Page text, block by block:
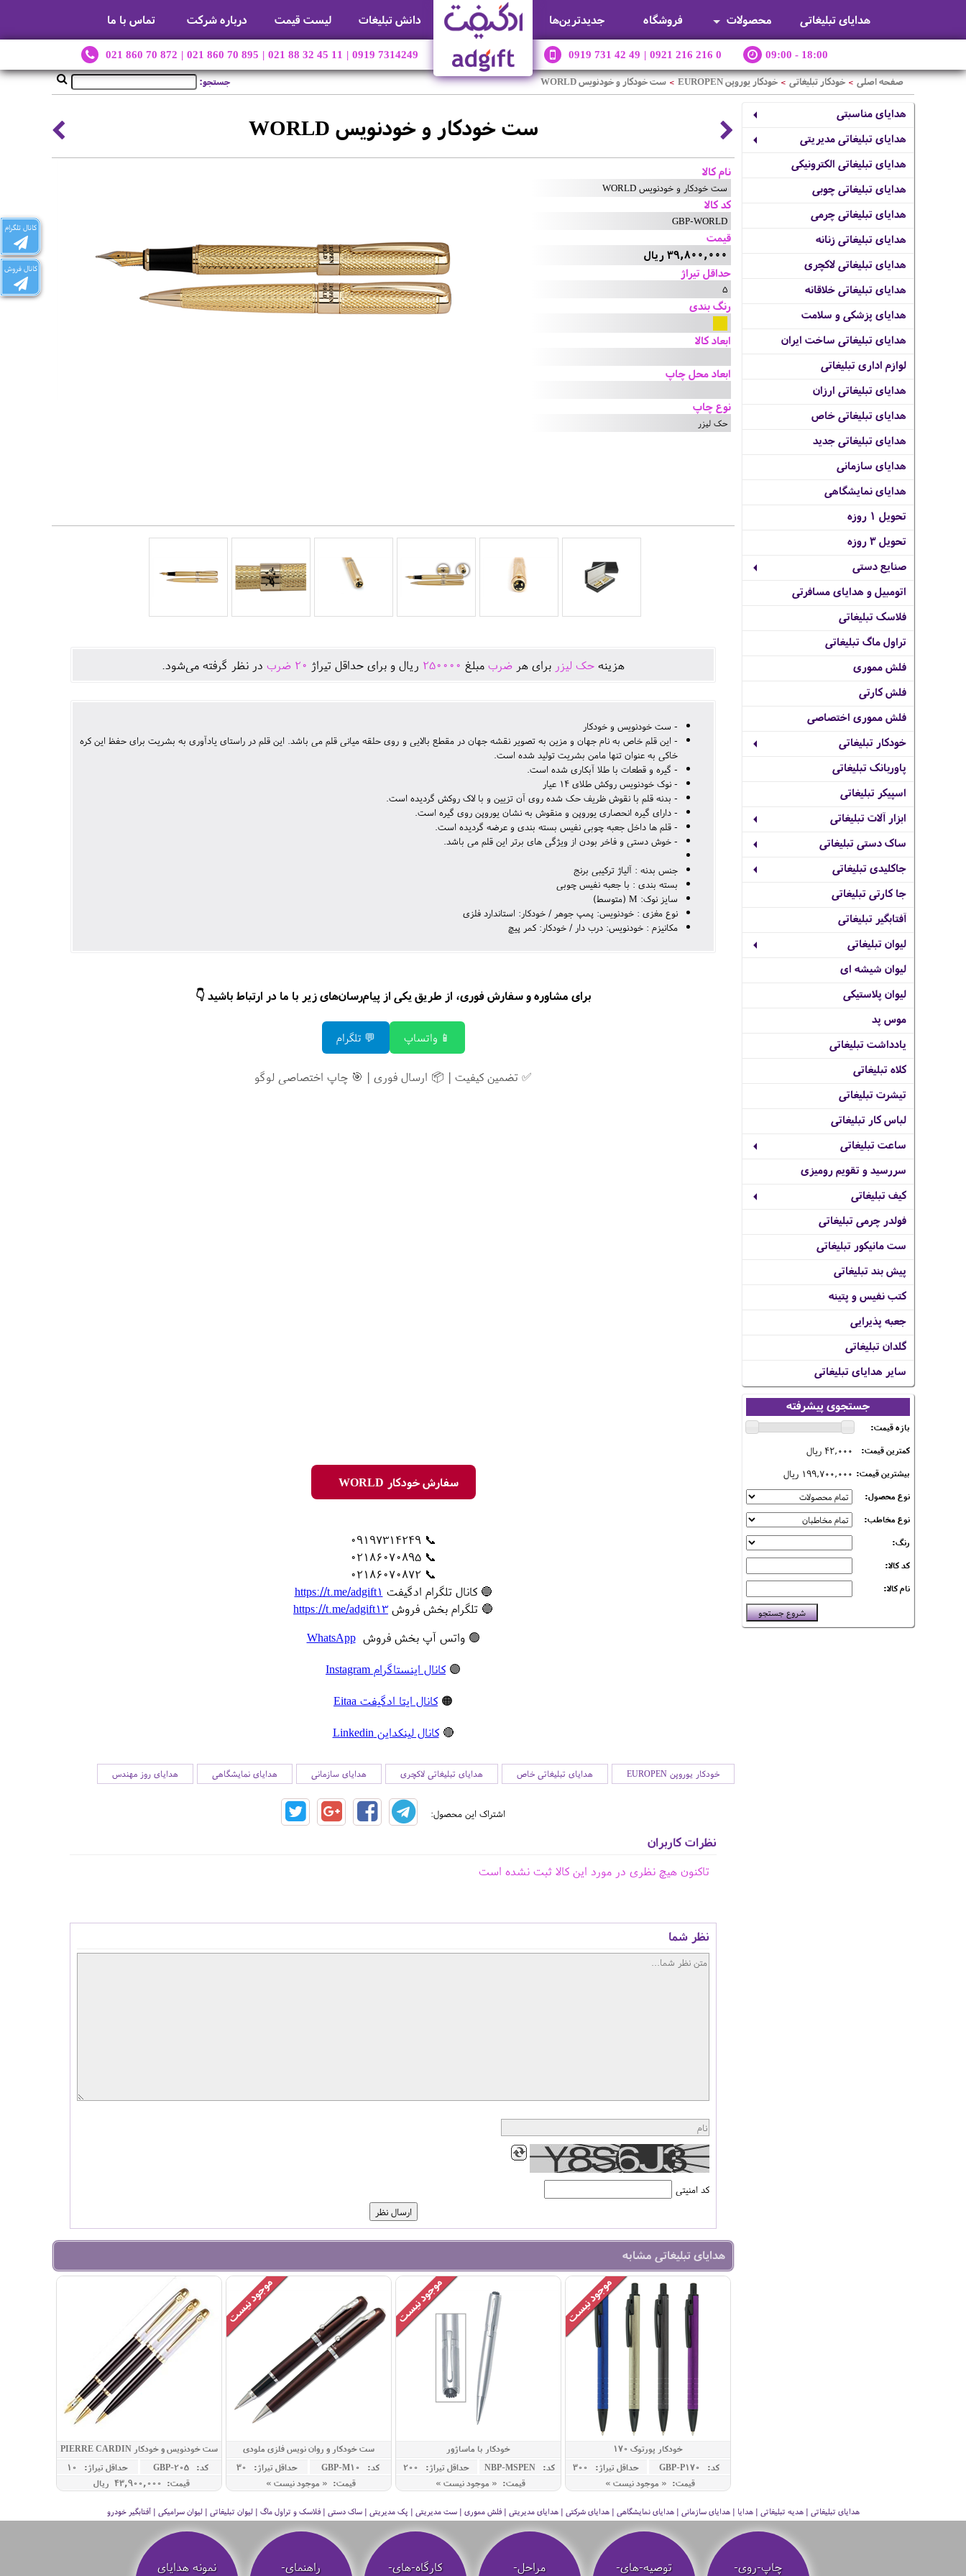
هدایای تبلیغاتی محصولات فروشگاه جديدترين‌ها دانش تبلیغات لیست قیمت درباره شرکت تماس با ما
021 860 70 872 | 021 860 70 895 | 021 88 32 45 11 | 0919 7314249 0919 731 42 49 | 0921 216 216 0 09:00 - 18:00
کانال تلگرام
کانال فروش
جستجو: صفحه اصلی > خودکار تبلیغاتی > خودکار یوروپن EUROPEN > ست خودکار و خودنویس WORLD
هدایای مناسبتی
هدایای تبلیغاتی مدیریتی
هدایای تبلیغاتی الکترونیکی
هدایای تبلیغاتی چوبی
هدایای تبلیغاتی چرمی
هدایای تبلیغاتی زنانه
هدایای تبلیغاتی لاکچری
هدایای تبلیغاتی خلاقانه
هدایای پزشکی و سلامت
هدایای تبلیغاتی ساخت ایران
لوازم اداری تبلیغاتی
هدایای تبلیغاتی ارزان
هدایای تبلیغاتی خاص
هدایای تبلیغاتی جدید
هدایای سازمانی
هدایای نمایشگاهی
تحویل 1 روزه
تحویل 3 روزه
صنایع دستی
اتومبیل و هدایای مسافرتی
فلاسک تبلیغاتی
تراول ماگ تبلیغاتی
فلش مموری
فلش کارتی
فلش مموری اختصاصی
خودکار تبلیغاتی
پاوربانک تبلیغاتی
اسپیکر تبلیغاتی
ابزار آلات تبلیغاتی
ساک دستی تبلیغاتی
جاکلیدی تبلیغاتی
جا کارتی تبلیغاتی
آفتابگیر تبلیغاتی
لیوان تبلیغاتی
لیوان شیشه ای
لیوان پلاستیکی
موس پد
یادداشت تبلیغاتی
کلاه تبلیغاتی
تیشرت تبلیغاتی
لباس کار تبلیغاتی
ساعت تبلیغاتی
سررسید و تقویم رومیزی
کیف تبلیغاتی
فولدر چرمی تبلیغاتی
ست مانیکور تبلیغاتی
پیش بند تبلیغاتی
کتب نفیس و پتینه
جعبه پذیرایی
گلدان تبلیغاتی
سایر هدایای تبلیغاتی
جستجوی پیشرفته
بازه قیمت:
کمترین قیمت:
42,000 ریال
بیشترین قیمت: 199,700,000 ریال
نوع محصول:
نوع مخاطب:
رنگ:
کد کالا:
نام کالا:
ست خودکار و خودنویس WORLD
نام کالا
ست خودکار و خودنویس WORLD
کد کالا
GBP-WORLD
قیمت
39,800,000 ریال
حداقل تیراژ
5
رنگ بندی
ابعاد کالا
ابعاد محل چاپ
نوع چاپ
حک لیزر
هزينه حک لیزر برای هر ضرب مبلغ 250000 ريال و برای حداقل تيراژ 20 ضرب در نظر گرفته می‌شود.
- ست خودنویس و خودکار
- این قلم خاص به نام جهان و مزین به تصویر نقشه جهان در مقطع بالایی و روی حلقه میانی قلم می باشد. این قلم در راستای یادآوری به بشریت برای حفظ این کره
خاکی به عنوان تنها مامن بشریت تولید شده است.
- گیره و قطعات با طلا آبکاری شده است.
- نوک خودنویس روکش طلای 14 عیار
- بدنه قلم با نقوش ظریف حک شده روی آن تزیین و با لاک روکش گردیده است.
- دارای گیره انحصاری یوروپن و منقوش به نشان یوروپن روی گیره است.
- قلم ها داخل جعبه چوبی نفیس بسته بندی و عرضه گردیده است.
- خوش دستی و فاخر بودن از ویژگی های برتر این قلم می باشد.
جنس بدنه : آلیاژ ترکیبی برنج
بسته بندی : با جعبه نفیس چوبی
سایز نوک: M (متوسط)
نوع مغزی : خودنویس: پمپ جوهر / خودکار: استاندارد فلزی
مکانیزم : خودنویس: درب دار / خودکار: کمر پیچ
برای مشاوره و سفارش فوری، از طریق یکی از پیام‌رسان‌های زیر با ما در ارتباط باشید 👇
📱 واتساپ 💬 تلگرام
✅ تضمین کیفیت | 📦 ارسال فوری | 🎯 چاپ اختصاصی لوگو
سفارش خودکار WORLD
📞 09197314249
📞 02186070895
📞 02186070872
🔵 کانال تلگرام ادگیفت https://t.me/adgift1
🔵 تلگرام بخش فروش https://t.me/adgift13
🟢 واتس آپ بخش فروشWhatsApp
🟣 کانال اینستاگرام Instagram
🟠 کانال ایتا ادگیفت Eitaa
🔴 کانال لینکداین Linkedin
خودکار یوروپن EUROPEN هدایای تبلیغاتی خاص هدایای تبلیغاتی لاکچری هدایای سازمانی هدایای نمایشگاهی هدایای روز مهندس
اشتراک این محصول:
نظرات کاربران
تاکنون هیچ نظری در مورد این کالا ثبت نشده است
نظر شما
کد امنیتی
هدایای تبلیغاتی مشابه
خودکار پورتوک 170
کد: GBP-P170
حداقل تيراژ: 300
قیمت: « موجود نیست »
خودکار با ماساژور
کد: NBP-MSPEN
حداقل تيراژ: 200
قیمت: « موجود نیست »
ست خودکار و روان نویس فلزی ملودی
کد: GBP-M10
حداقل تيراژ: 30
قیمت: « موجود نیست »
ست خودنویس و خودکار PIERRE CARDIN
مدل LEO
کد: GBP-205
حداقل تيراژ: 10
قیمت: 43,900,000 ريال
هدایای تبلیغاتی | هدیه تبلیغاتی | هدایا | هدایای سازمانی | هدایای نمایشگاهی | هدایای شرکتی | هدایای مدیریتی | فلش مموری | ست مدیریتی | پک مدیریتی | ساک دستی | فلاسک و تراول ماگ | لیوان تبلیغاتی | لیوان سرامیکی | آفتابگیر خودرو
چاپ-روی-
توصیه‌-های-
مراحل-
کارگاه-های-
راهنمای-
نمونه هدایای